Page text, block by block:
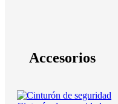
Accesorios